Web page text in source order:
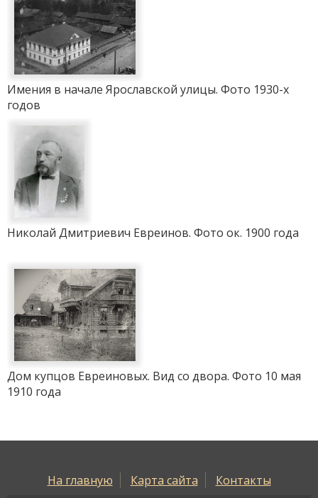
Имения в начале Ярославской улицы. Фото 1930-х
годов
Николай Дмитриевич Евреинов. Фото ок. 1900 года
Дом купцов Евреиновых. Вид со двора. Фото 10 мая
1910 года
На главную Карта сайта Контакты